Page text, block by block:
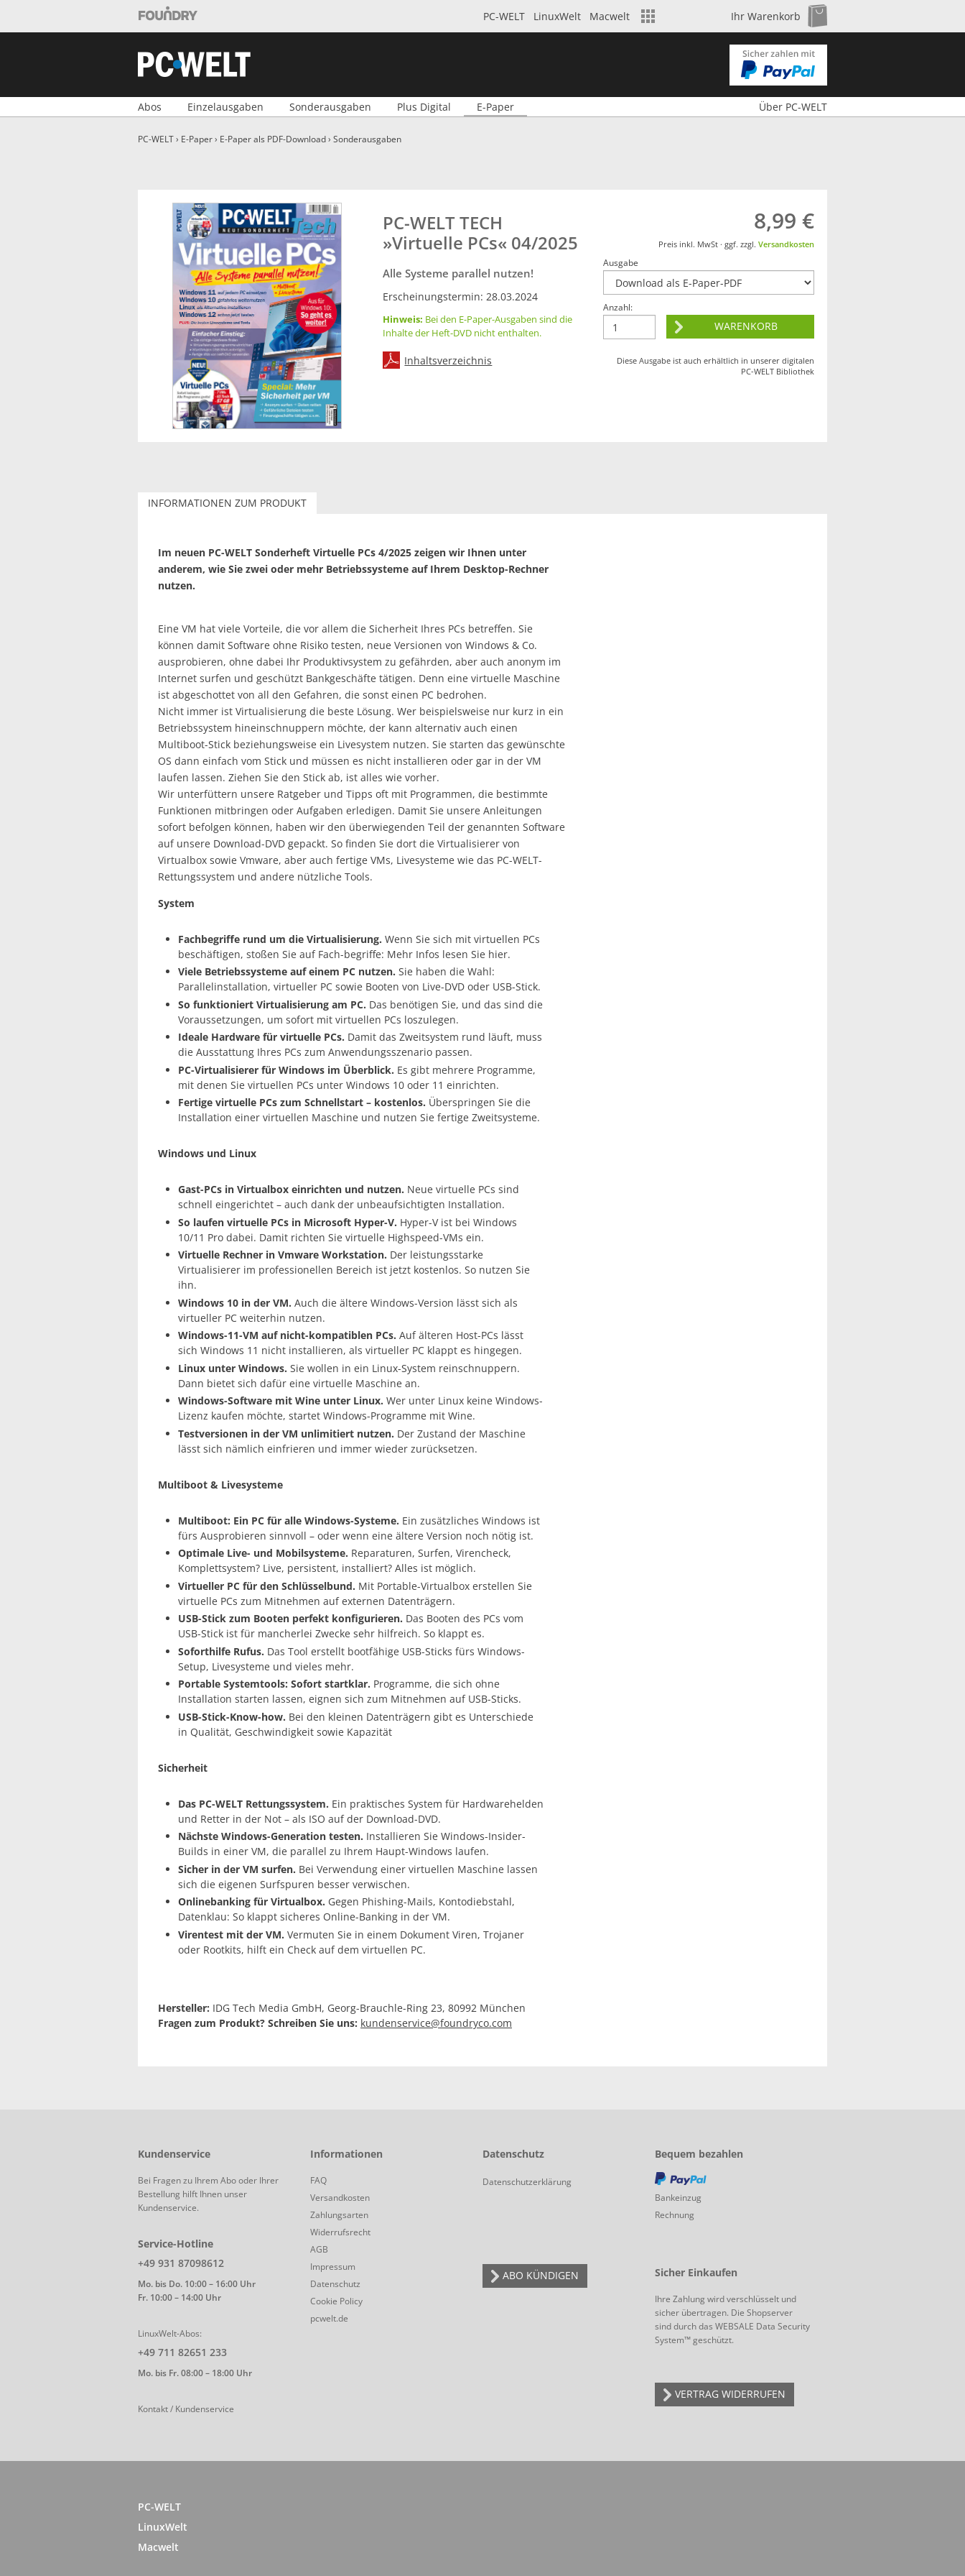
PC-WELT LinuxWelt Macwelt Ihr Warenkorb
Abos Einzelausgaben Sonderausgaben Plus Digital E-Paper Über PC-WELT
PC-WELT› E-Paper› E-Paper als PDF-Download› Sonderausgaben
PC-WELT TECH
»Virtuelle PCs« 04/2025
Alle Systeme parallel nutzen!
Erscheinungstermin: 28.03.2024
Hinweis: Bei den E-Paper-Ausgaben sind die
Inhalte der Heft-DVD nicht enthalten.
Inhaltsverzeichnis
8,99 €
Preis inkl. MwSt · ggf. zzgl. Versandkosten
Ausgabe
Anzahl:
Diese Ausgabe ist auch erhältlich in unserer digitalen
PC-WELT Bibliothek
INFORMATIONEN ZUM PRODUKT
Im neuen PC-WELT Sonderheft Virtuelle PCs 4/2025 zeigen wir Ihnen unter
anderem, wie Sie zwei oder mehr Betriebssysteme auf Ihrem Desktop-Rechner
nutzen.
Eine VM hat viele Vorteile, die vor allem die Sicherheit Ihres PCs betreffen. Sie
können damit Software ohne Risiko testen, neue Versionen von Windows & Co.
ausprobieren, ohne dabei Ihr Produktivsystem zu gefährden, aber auch anonym im
Internet surfen und geschützt Bankgeschäfte tätigen. Denn eine virtuelle Maschine
ist abgeschottet von all den Gefahren, die sonst einen PC bedrohen.
Nicht immer ist Virtualisierung die beste Lösung. Wer beispielsweise nur kurz in ein
Betriebssystem hineinschnuppern möchte, der kann alternativ auch einen
Multiboot-Stick beziehungsweise ein Livesystem nutzen. Sie starten das gewünschte
OS dann einfach vom Stick und müssen es nicht installieren oder gar in der VM
laufen lassen. Ziehen Sie den Stick ab, ist alles wie vorher.
Wir unterfüttern unsere Ratgeber und Tipps oft mit Programmen, die bestimmte
Funktionen mitbringen oder Aufgaben erledigen. Damit Sie unsere Anleitungen
sofort befolgen können, haben wir den überwiegenden Teil der genannten Software
auf unsere Download-DVD gepackt. So finden Sie dort die Virtualisierer von
Virtualbox sowie Vmware, aber auch fertige VMs, Livesysteme wie das PC-WELT-
Rettungssystem und andere nützliche Tools.
System
Fachbegriffe rund um die Virtualisierung. Wenn Sie sich mit virtuellen PCs
beschäftigen, stoßen Sie auf Fach-begriffe: Mehr Infos lesen Sie hier.
Viele Betriebssysteme auf einem PC nutzen. Sie haben die Wahl:
Parallelinstallation, virtueller PC sowie Booten von Live-DVD oder USB-Stick.
So funktioniert Virtualisierung am PC. Das benötigen Sie, und das sind die
Voraussetzungen, um sofort mit virtuellen PCs loszulegen.
Ideale Hardware für virtuelle PCs. Damit das Zweitsystem rund läuft, muss
die Ausstattung Ihres PCs zum Anwendungsszenario passen.
PC-Virtualisierer für Windows im Überblick. Es gibt mehrere Programme,
mit denen Sie virtuellen PCs unter Windows 10 oder 11 einrichten.
Fertige virtuelle PCs zum Schnellstart – kostenlos. Überspringen Sie die
Installation einer virtuellen Maschine und nutzen Sie fertige Zweitsysteme.
Windows und Linux
Gast-PCs in Virtualbox einrichten und nutzen. Neue virtuelle PCs sind
schnell eingerichtet – auch dank der unbeaufsichtigten Installation.
So laufen virtuelle PCs in Microsoft Hyper-V. Hyper-V ist bei Windows
10/11 Pro dabei. Damit richten Sie virtuelle Highspeed-VMs ein.
Virtuelle Rechner in Vmware Workstation. Der leistungsstarke
Virtualisierer im professionellen Bereich ist jetzt kostenlos. So nutzen Sie
ihn.
Windows 10 in der VM. Auch die ältere Windows-Version lässt sich als
virtueller PC weiterhin nutzen.
Windows-11-VM auf nicht-kompatiblen PCs. Auf älteren Host-PCs lässt
sich Windows 11 nicht installieren, als virtueller PC klappt es hingegen.
Linux unter Windows. Sie wollen in ein Linux-System reinschnuppern.
Dann bietet sich dafür eine virtuelle Maschine an.
Windows-Software mit Wine unter Linux. Wer unter Linux keine Windows-
Lizenz kaufen möchte, startet Windows-Programme mit Wine.
Testversionen in der VM unlimitiert nutzen. Der Zustand der Maschine
lässt sich nämlich einfrieren und immer wieder zurücksetzen.
Multiboot & Livesysteme
Multiboot: Ein PC für alle Windows-Systeme. Ein zusätzliches Windows ist
fürs Ausprobieren sinnvoll – oder wenn eine ältere Version noch nötig ist.
Optimale Live- und Mobilsysteme. Reparaturen, Surfen, Virencheck,
Komplettsystem? Live, persistent, installiert? Alles ist möglich.
Virtueller PC für den Schlüsselbund. Mit Portable-Virtualbox erstellen Sie
virtuelle PCs zum Mitnehmen auf externen Datenträgern.
USB-Stick zum Booten perfekt konfigurieren. Das Booten des PCs vom
USB-Stick ist für mancherlei Zwecke sehr hilfreich. So klappt es.
Soforthilfe Rufus. Das Tool erstellt bootfähige USB-Sticks fürs Windows-
Setup, Livesysteme und vieles mehr.
Portable Systemtools: Sofort startklar. Programme, die sich ohne
Installation starten lassen, eignen sich zum Mitnehmen auf USB-Sticks.
USB-Stick-Know-how. Bei den kleinen Datenträgern gibt es Unterschiede
in Qualität, Geschwindigkeit sowie Kapazität
Sicherheit
Das PC-WELT Rettungssystem. Ein praktisches System für Hardwarehelden
und Retter in der Not – als ISO auf der Download-DVD.
Nächste Windows-Generation testen. Installieren Sie Windows-Insider-
Builds in einer VM, die parallel zu Ihrem Haupt-Windows laufen.
Sicher in der VM surfen. Bei Verwendung einer virtuellen Maschine lassen
sich die eigenen Surfspuren besser verwischen.
Onlinebanking für Virtualbox. Gegen Phishing-Mails, Kontodiebstahl,
Datenklau: So klappt sicheres Online-Banking in der VM.
Virentest mit der VM. Vermuten Sie in einem Dokument Viren, Trojaner
oder Rootkits, hilft ein Check auf dem virtuellen PC.
Hersteller: IDG Tech Media GmbH, Georg-Brauchle-Ring 23, 80992 München
Fragen zum Produkt? Schreiben Sie uns: kundenservice@foundryco.com
Kundenservice
Bei Fragen zu Ihrem Abo oder Ihrer
Bestellung hilft Ihnen unser
Kundenservice.
Service-Hotline
+49 931 87098612
Mo. bis Do. 10:00 – 16:00 Uhr
Fr. 10:00 – 14:00 Uhr
LinuxWelt-Abos:
+49 711 82651 233
Mo. bis Fr. 08:00 – 18:00 Uhr
Kontakt / Kundenservice
Informationen
FAQ
Versandkosten
Zahlungsarten
Widerrufsrecht
AGB
Impressum
Datenschutz
Cookie Policy
pcwelt.de
Datenschutz
Datenschutzerklärung
ABO KÜNDIGEN
Bequem bezahlen
Bankeinzug
Rechnung
Sicher Einkaufen
Ihre Zahlung wird verschlüsselt und
sicher übertragen. Die Shopserver
sind durch das WEBSALE Data Security
System™ geschützt.
VERTRAG WIDERRUFEN
PC-WELT
LinuxWelt
Macwelt